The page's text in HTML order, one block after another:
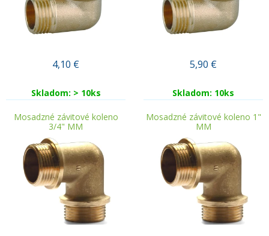
4,10 €
Skladom: > 10ks
5,90 €
Skladom: 10ks
Mosadzné závitové koleno
3/4" MM
Mosadzné závitové koleno 1"
MM